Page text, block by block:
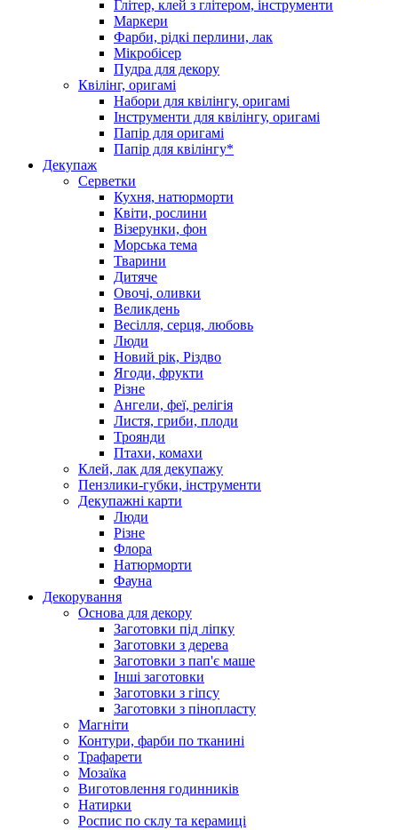
Глітер, клей з глітером, інструменти
Маркери
Фарби, рідкі перлини, лак
Мікробісер
Пудра для декору
Квілінг, оригамі
Набори для квілінгу, оригамі
Інструменти для квілінгу, оригамі
Папір для оригамі
Папір для квілінгу*
Декупаж
Серветки
Кухня, натюрморти
Квіти, рослини
Візерунки, фон
Морська тема
Тварини
Дитяче
Овочі, оливки
Великдень
Весілля, серця, любовь
Люди
Новий рік, Різдво
Ягоди, фрукти
Різне
Ангели, феї, релігія
Листя, гриби, плоди
Троянди
Птахи, комахи
Клей, лак для декупажу
Пензлики-губки, інструменти
Декупажні карти
Люди
Різне
Флора
Натюрморти
Фауна
Декорування
Основа для декору
Заготовки під ліпку
Заготовки з дерева
Заготовки з пап'є маше
Інші заготовки
Заготовки з гіпсу
Заготовки з пінопласту
Магніти
Контури, фарби по тканині
Трафарети
Мозаїка
Виготовлення годинників
Натирки
Роспис по склу та керамиці